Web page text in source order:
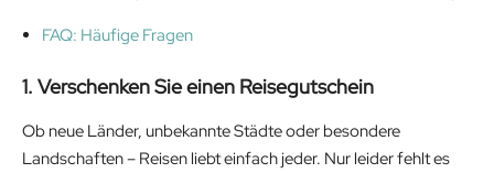
FAQ: Häufige Fragen
1. Verschenken Sie einen Reisegutschein
Ob neue Länder, unbekannte Städte oder besondere
Landschaften – Reisen liebt einfach jeder. Nur leider fehlt es